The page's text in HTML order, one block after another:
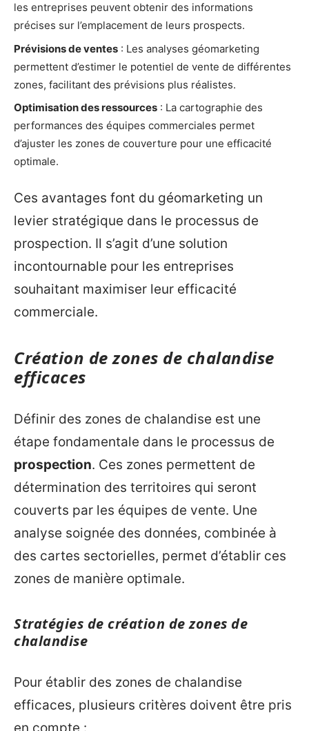
les entreprises peuvent obtenir des informations
précises sur l’emplacement de leurs prospects.
Prévisions de ventes : Les analyses géomarketing
permettent d’estimer le potentiel de vente de différentes
zones, facilitant des prévisions plus réalistes.
Optimisation des ressources : La cartographie des
performances des équipes commerciales permet
d’ajuster les zones de couverture pour une efficacité
optimale.
Ces avantages font du géomarketing un
levier stratégique dans le processus de
prospection. Il s’agit d’une solution
incontournable pour les entreprises
souhaitant maximiser leur efficacité
commerciale.
Création de zones de chalandise
efficaces
Définir des zones de chalandise est une
étape fondamentale dans le processus de
prospection. Ces zones permettent de
détermination des territoires qui seront
couverts par les équipes de vente. Une
analyse soignée des données, combinée à
des cartes sectorielles, permet d’établir ces
zones de manière optimale.
Stratégies de création de zones de
chalandise
Pour établir des zones de chalandise
efficaces, plusieurs critères doivent être pris
en compte :